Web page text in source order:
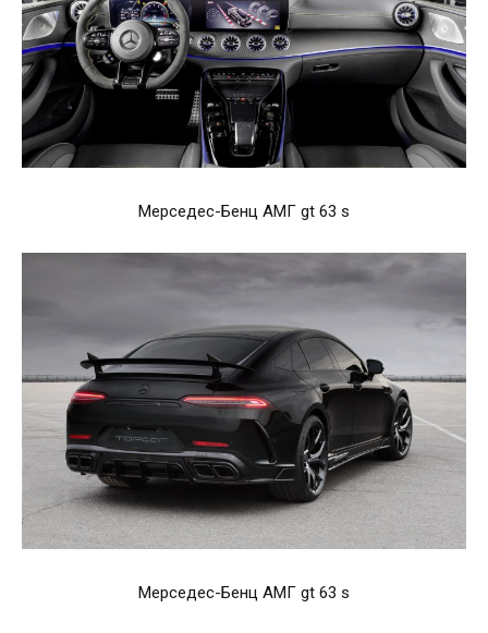
Мерседес-Бенц АМГ gt 63 s
Мерседес-Бенц АМГ gt 63 s